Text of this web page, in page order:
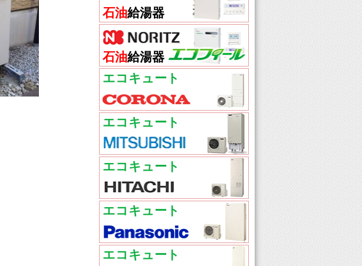
石油給湯器
石油給湯器
エコキュート
エコキュート
エコキュート
エコキュート
エコキュート